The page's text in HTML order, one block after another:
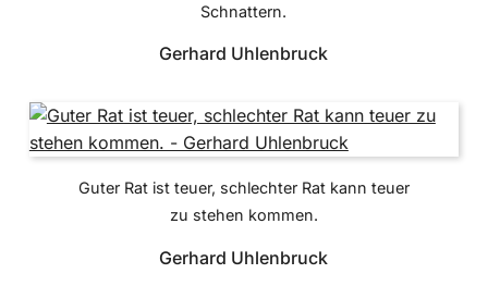
Schnattern.
Gerhard Uhlenbruck
Guter Rat ist teuer, schlechter Rat kann teuer
zu stehen kommen.
Gerhard Uhlenbruck